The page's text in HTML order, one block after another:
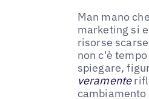
Man mano
marketing si
risorse
non c'è
spiegare,
veramente